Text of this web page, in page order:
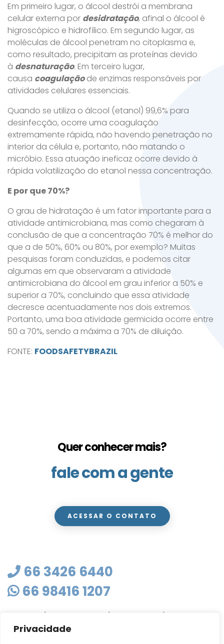
Privacidade
Em primeiro lugar, o álcool destrói a membrana
celular externa por desidratação, afinal o álcool é
higroscópico e hidrofílico. Em segundo lugar, as
moléculas de álcool penetram no citoplasma e,
como resultado, precipitam as proteínas devido
à desnaturação. Em terceiro lugar,
causa coagulaçãode enzimas responsáveis por
atividades celulares essenciais.
Quando se utiliza o álcool (etanol) 99,6% para
desinfecção, ocorre uma coagulação
extremamente rápida, não havendo penetração no
interior da célula e, portanto, não matando o
micróbio. Essa atuação ineficaz ocorre devido à
rápida volatilização do etanol nessa concentração.
E por que 70%?
O grau de hidratação é um fator importante para a
atividade antimicrobiana, mas como chegaram à
conclusão de que a concentração 70% é melhor do
que a de 50%, 60% ou 80%, por exemplo? Muitas
pesquisas foram conduzidas, e podemos citar
algumas em que observaram a atividade
antimicrobiana do álcool em grau inferior a 50% e
superior a 70%, concluindo que essa atividade
decresce acentuadamente nos dois extremos.
Portanto, uma boa atividade germicida ocorre entre
50 a 70%, sendo a máxima a 70% de diluição.
FONTE: FOODSAFETYBRAZIL
Quer conhecer mais?
fale com a gente
ACESSAR O CONTATO
66 3426 6440
66 98416 1207
masterclean@mastercleanmt.com.br
Rua Sete de Setembro, 103 - Vila Birigui